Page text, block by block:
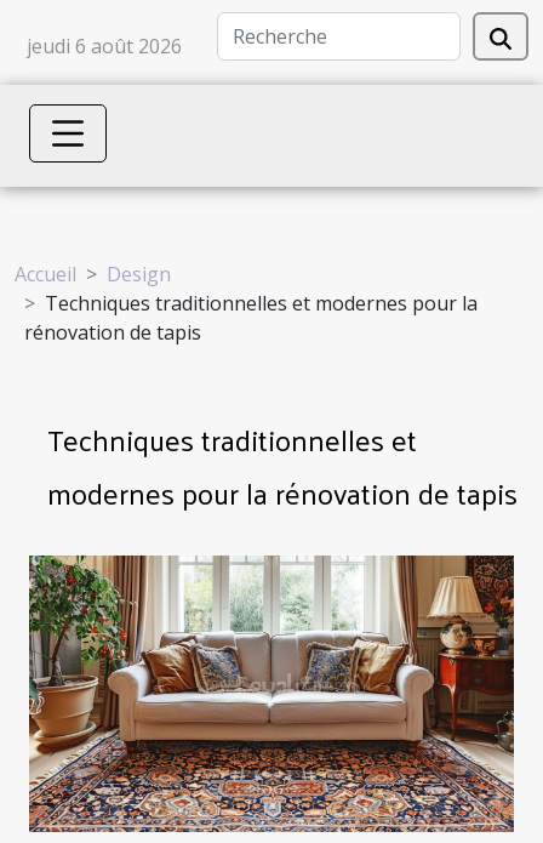
jeudi 6 août 2026
Accueil
Design
Techniques traditionnelles et modernes pour la
rénovation de tapis
Techniques traditionnelles et
modernes pour la rénovation de tapis